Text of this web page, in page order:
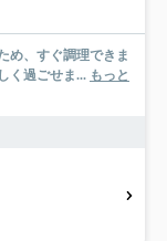
め、すぐ調理できま
く過ごせま... もっと